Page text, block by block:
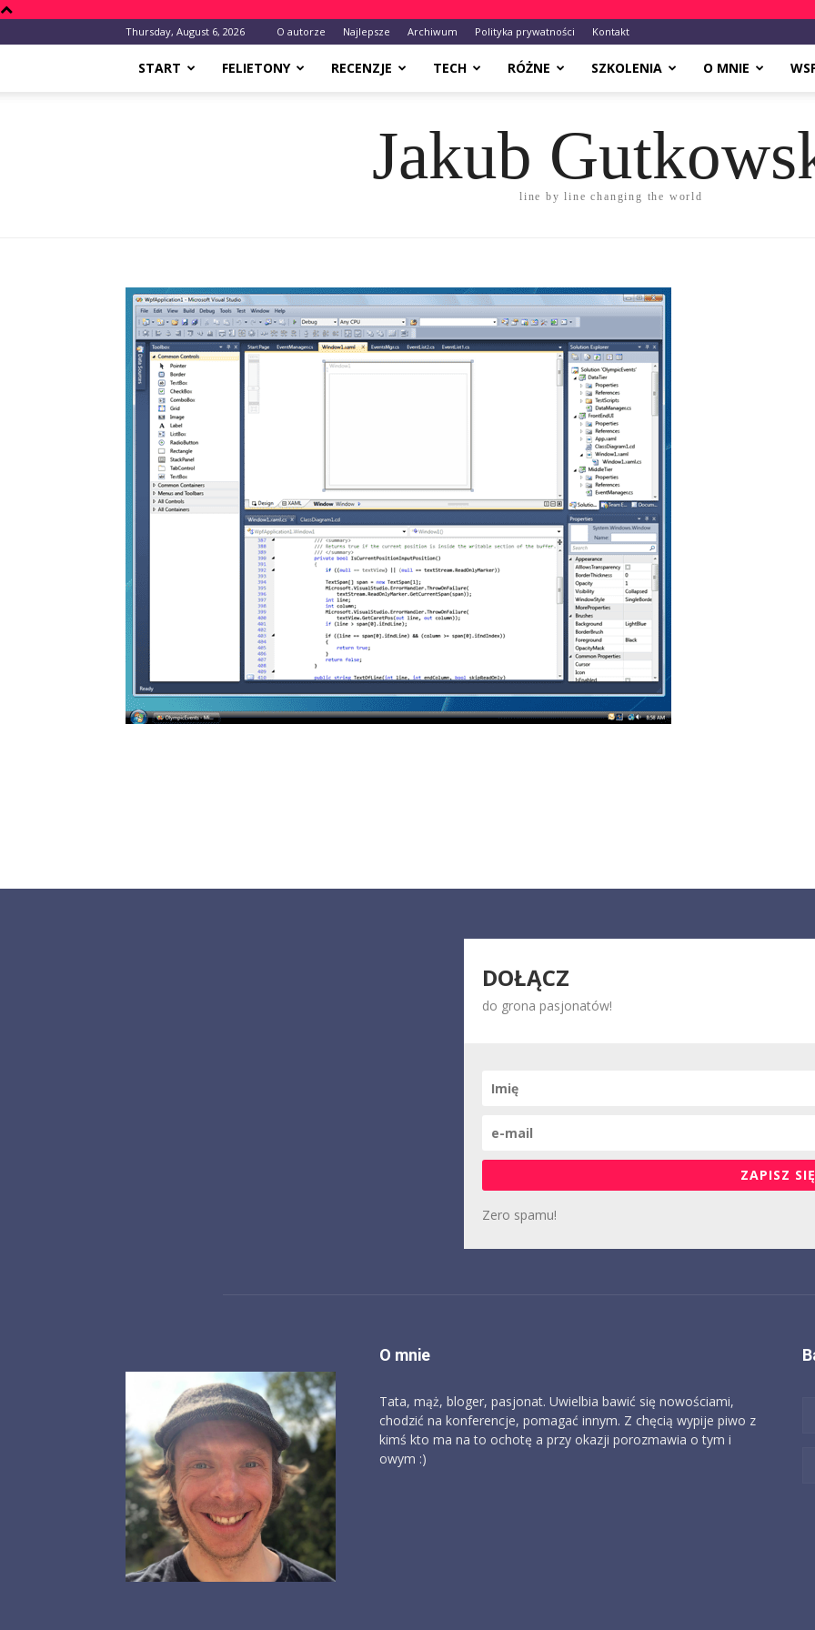
Thursday, August 6, 2026 O autorze Najlepsze Archiwum Polityka prywatności Kontakt
START FELIETONY RECENZJE TECH RÓŻNE SZKOLENIA O MNIE
Jakub
line by line changing the world
DOŁĄCZ
do grona pasjonatów!
ZAPISZ
Zero spamu!
O mnie
Tata, mąż, bloger, pasjonat. Uwielbia bawić się nowościami,
chodzić na konferencje, pomagać innym. Z chęcią wypije piwo z
kimś kto ma na to ochotę a przy okazji porozmawia o tym i
owym :)